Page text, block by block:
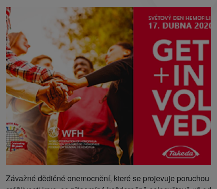
Závažné dědičné onemocnění, které se projevuje poruchou